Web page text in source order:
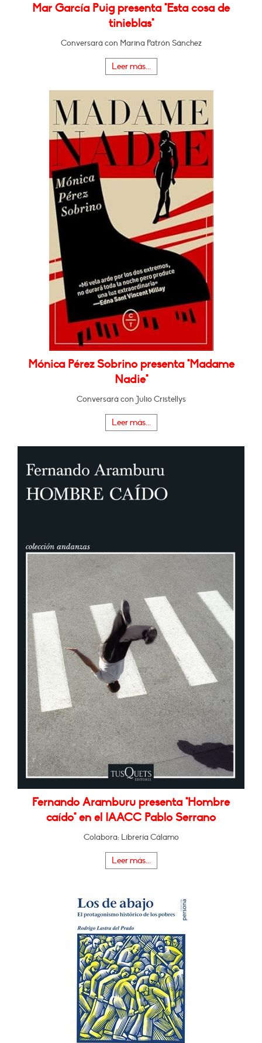
Mar García Puig presenta "Esta cosa de
tinieblas"
Conversará con Marina Patrón Sánchez
Leer más...
Mónica Pérez Sobrino presenta "Madame
Nadie"
Conversará con Julio Cristellys
Leer más...
Fernando Aramburu presenta "Hombre
caído" en el IAACC Pablo Serrano
Colabora: Librería Cálamo
Leer más...